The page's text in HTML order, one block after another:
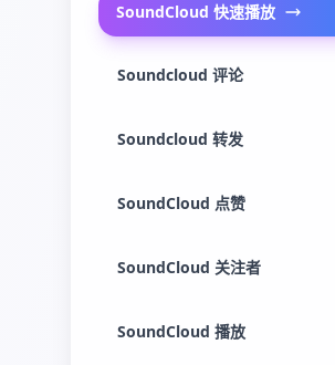
SoundCloud 快速播放
Soundcloud 评论
Soundcloud 转发
SoundCloud 点赞
SoundCloud 关注者
SoundCloud 播放